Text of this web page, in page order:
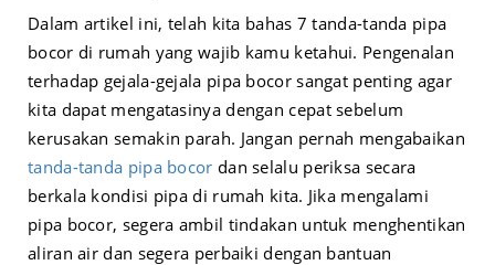
Dalam artikel ini, telah kita bahas 7 tanda-tanda pipa
bocor di rumah yang wajib kamu ketahui. Pengenalan
terhadap gejala-gejala pipa bocor sangat penting agar
kita dapat mengatasinya dengan cepat sebelum
kerusakan semakin parah. Jangan pernah mengabaikan
tanda-tanda pipa bocor dan selalu periksa secara
berkala kondisi pipa di rumah kita. Jika mengalami
pipa bocor, segera ambil tindakan untuk menghentikan
aliran air dan segera perbaiki dengan bantuan